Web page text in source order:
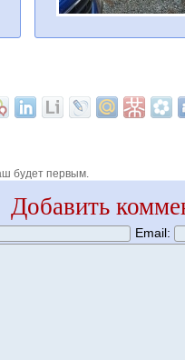
будет первым.
Добавить
Email: